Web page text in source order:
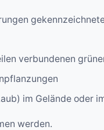
verbundenen
im Gelände oder
werden.